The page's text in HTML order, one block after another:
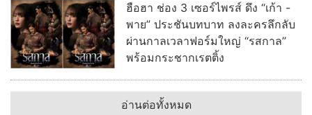
ฮือฮา ช่อง 3 เซอร์ไพรส์ ดึง “เก้า -
พาย” ประชันบทบาท ลงละครลึกลับ
ผ่านกาลเวลาฟอร์มใหญ่ “รสกาล”
พร้อมกระชากเรตติ้ง
อ่านต่อทั้งหมด